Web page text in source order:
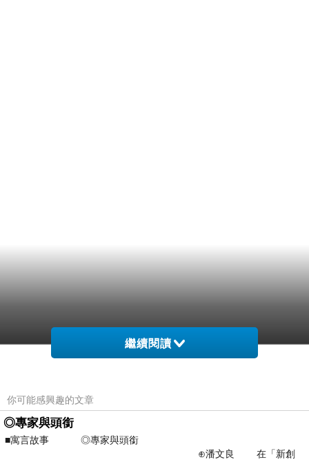
繼續閱讀
你可能感興趣的文章
◎專家與頭銜
■寓言故事 ◎專家與頭銜
⊕潘文良 在「新創